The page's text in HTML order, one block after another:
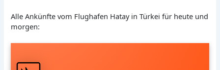
Alle Ankünfte vom Flughafen Hatay in Türkei für heute und
morgen: